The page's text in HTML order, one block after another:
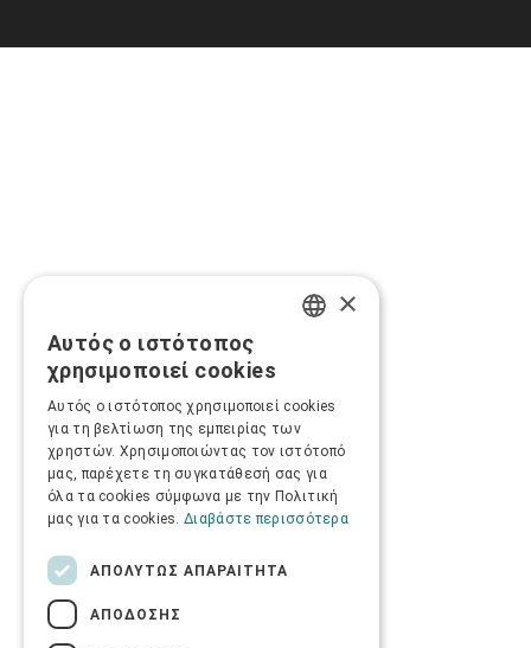
×
Αυτός ο ιστότοπος
χρησιμοποιεί cookies
Αυτός ο ιστότοπος χρησιμοποιεί cookies
για τη βελτίωση της εμπειρίας των
χρηστών. Χρησιμοποιώντας τον ιστότοπό
μας, παρέχετε τη συγκατάθεσή σας για
όλα τα cookies σύμφωνα με την Πολιτική
μας για τα cookies. Διαβάστε περισσότερα
ΑΠΟΛΎΤΩΣ ΑΠΑΡΑΊΤΗΤΑ
ΑΠΌΔΟΣΗΣ